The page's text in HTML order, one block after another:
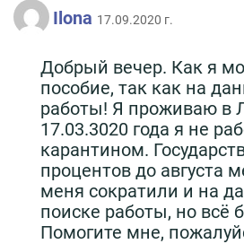
Ilona 17.09.2020 г.
Добрый вечер. Как я
пособие, так как на
работы! Я проживаю в
17.03.3020 года я не
карантином.
процентов до августа
меня сократили и на
поиске работы, но всё
Помогите мне,